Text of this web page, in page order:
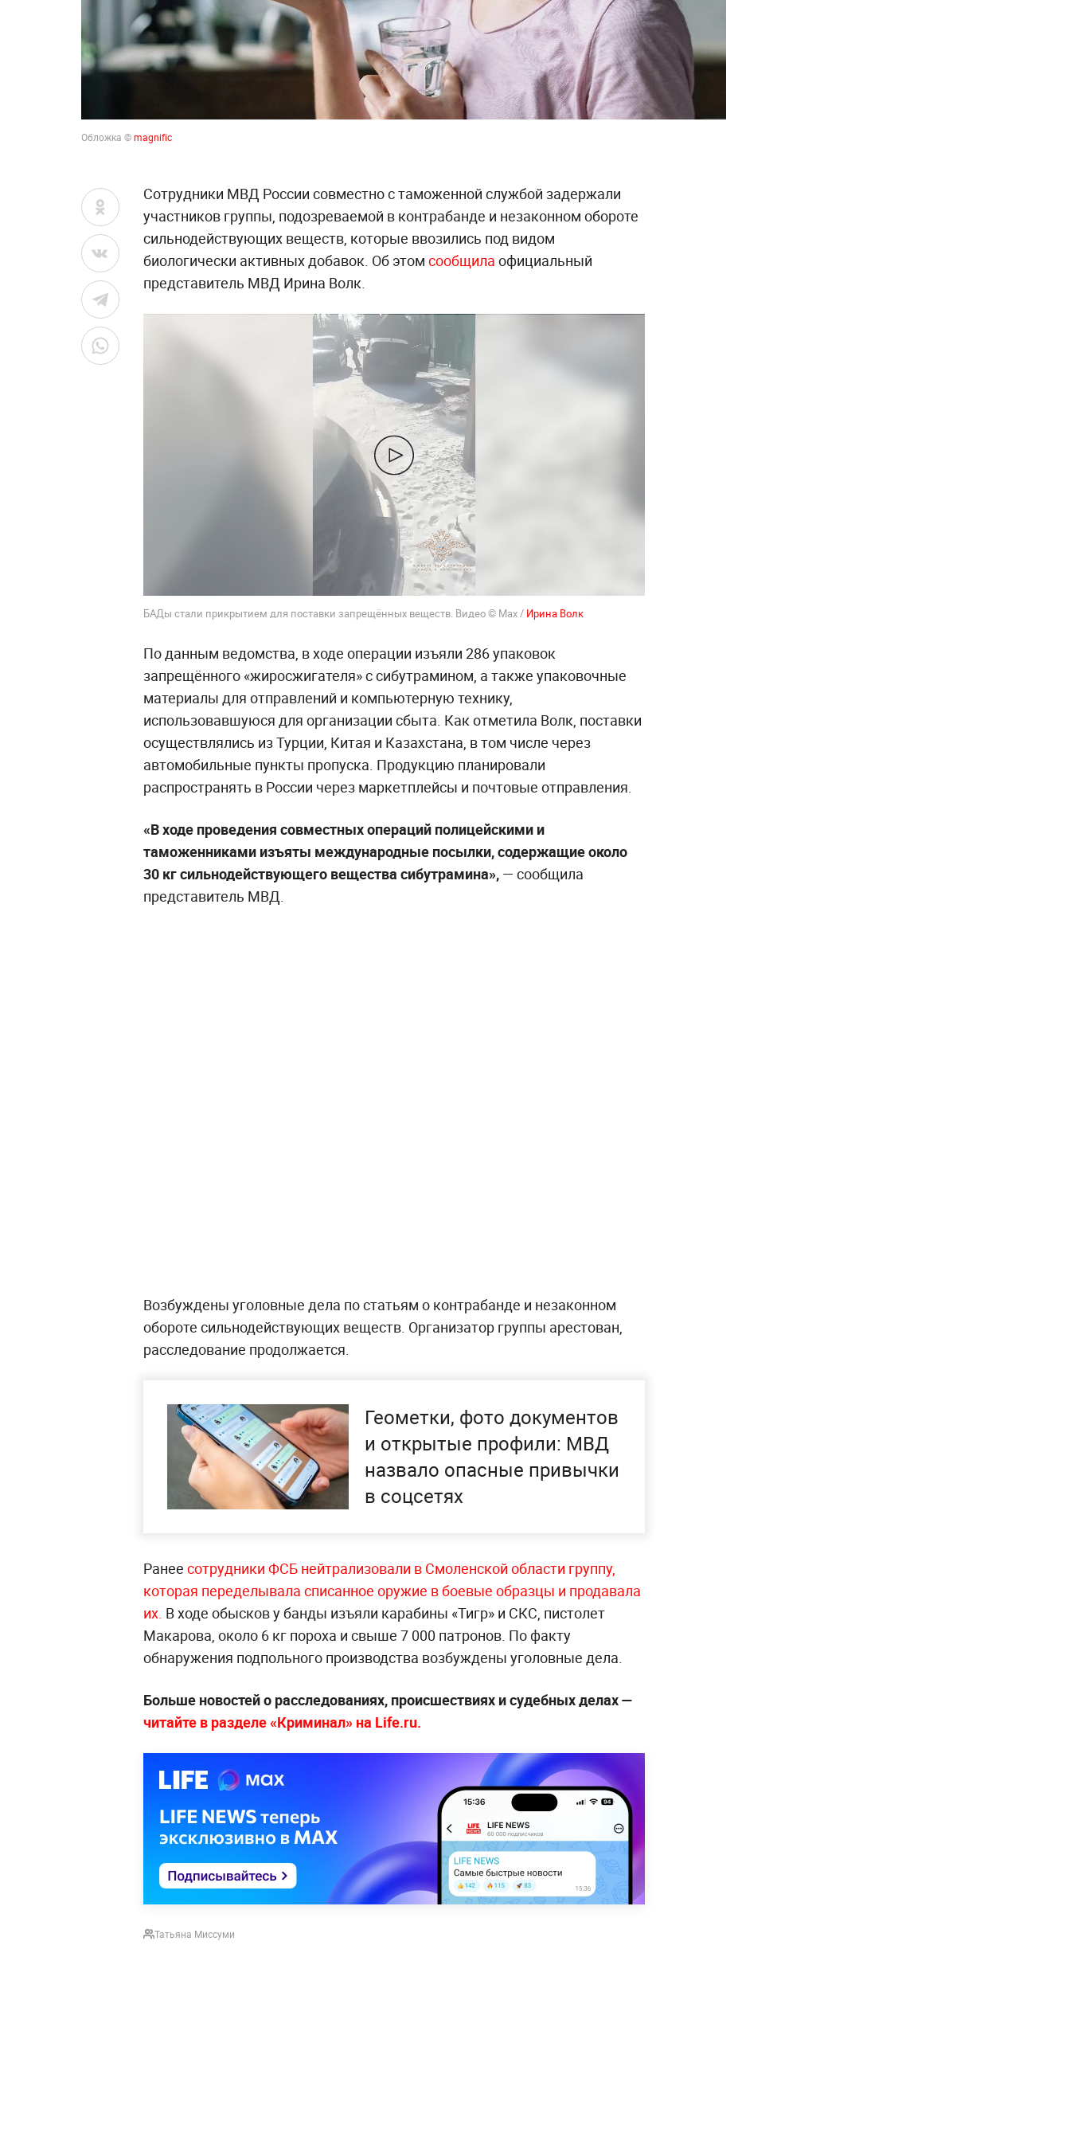
Обложка ©magnific
Сотрудники МВД России совместно с таможенной службой задержали
участников группы, подозреваемой в контрабанде и незаконном обороте
сильнодействующих веществ, которые ввозились под видом
биологически активных добавок. Об этом сообщила официальный
представитель МВД Ирина Волк.
БАДы стали прикрытием для поставки запрещённых веществ. Видео © Max / Ирина Волк
По данным ведомства, в ходе операции изъяли 286 упаковок
запрещённого «жиросжигателя» с сибутрамином, а также упаковочные
материалы для отправлений и компьютерную технику,
использовавшуюся для организации сбыта. Как отметила Волк, поставки
осуществлялись из Турции, Китая и Казахстана, в том числе через
автомобильные пункты пропуска. Продукцию планировали
распространять в России через маркетплейсы и почтовые отправления.
«В ходе проведения совместных операций полицейскими и
таможенниками изъяты международные посылки, содержащие около
30 кг сильнодействующего вещества сибутрамина», — сообщила
представитель МВД.
Возбуждены уголовные дела по статьям о контрабанде и незаконном
обороте сильнодействующих веществ. Организатор группы арестован,
расследование продолжается.
Геометки, фото документов
и открытые профили: МВД
назвало опасные привычки
в соцсетях
Ранее сотрудники ФСБ нейтрализовали в Смоленской области группу,
которая переделывала списанное оружие в боевые образцы и продавала
их. В ходе обысков у банды изъяли карабины «Тигр» и СКС, пистолет
Макарова, около 6 кг пороха и свыше 7 000 патронов. По факту
обнаружения подпольного производства возбуждены уголовные дела.
Больше новостей о расследованиях, происшествиях и судебных делах —
читайте в разделе «Криминал» на Life.ru.
Татьяна Миссуми